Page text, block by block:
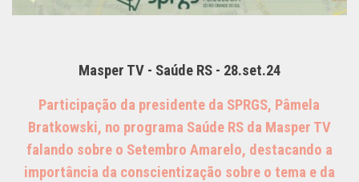
Masper TV - Saúde RS - 28.set.24
Participação da presidente da SPRGS, Pâmela
Bratkowski, no programa Saúde RS da Masper TV
falando sobre o Setembro Amarelo, destacando a
importância da conscientização sobre o tema e da